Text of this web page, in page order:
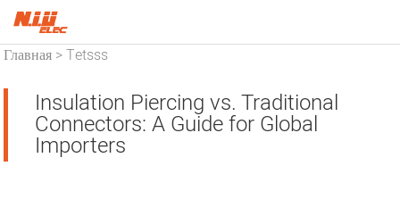
Главная >Tetsss
Insulation Piercing vs. Traditional
Connectors: A Guide for Global
Importers